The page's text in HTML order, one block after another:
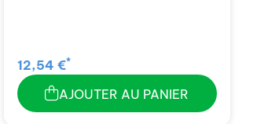
12,54 €*
AJOUTER AU PANIER